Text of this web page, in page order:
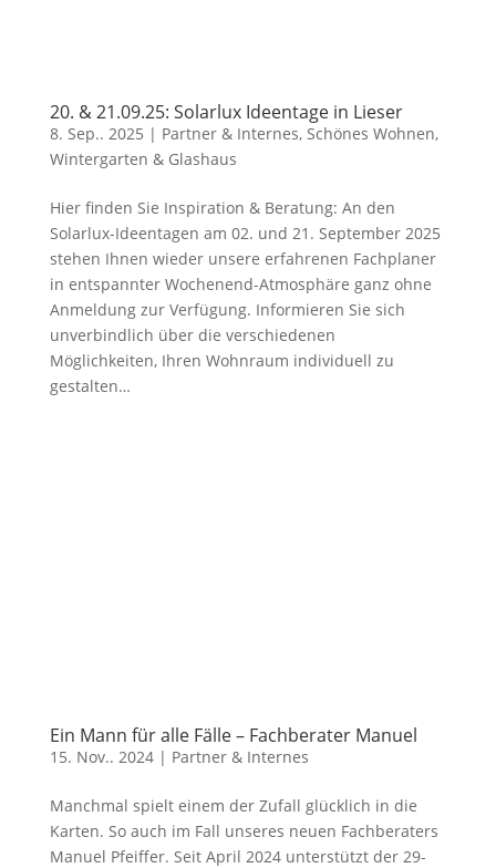
20. & 21.09.25: Solarlux Ideentage in Lieser
8. Sep.. 2025 | Partner & Internes, Schönes Wohnen,
Wintergarten & Glashaus
Hier finden Sie Inspiration & Beratung: An den
Solarlux-Ideentagen am 02. und 21. September 2025
stehen Ihnen wieder unsere erfahrenen Fachplaner
in entspannter Wochenend-Atmosphäre ganz ohne
Anmeldung zur Verfügung. Informieren Sie sich
unverbindlich über die verschiedenen
Möglichkeiten, Ihren Wohnraum individuell zu
gestalten…
Ein Mann für alle Fälle – Fachberater Manuel
15. Nov.. 2024| Partner & Internes
Manchmal spielt einem der Zufall glücklich in die
Karten. So auch im Fall unseres neuen Fachberaters
Manuel Pfeiffer. Seit April 2024 unterstützt der 29-